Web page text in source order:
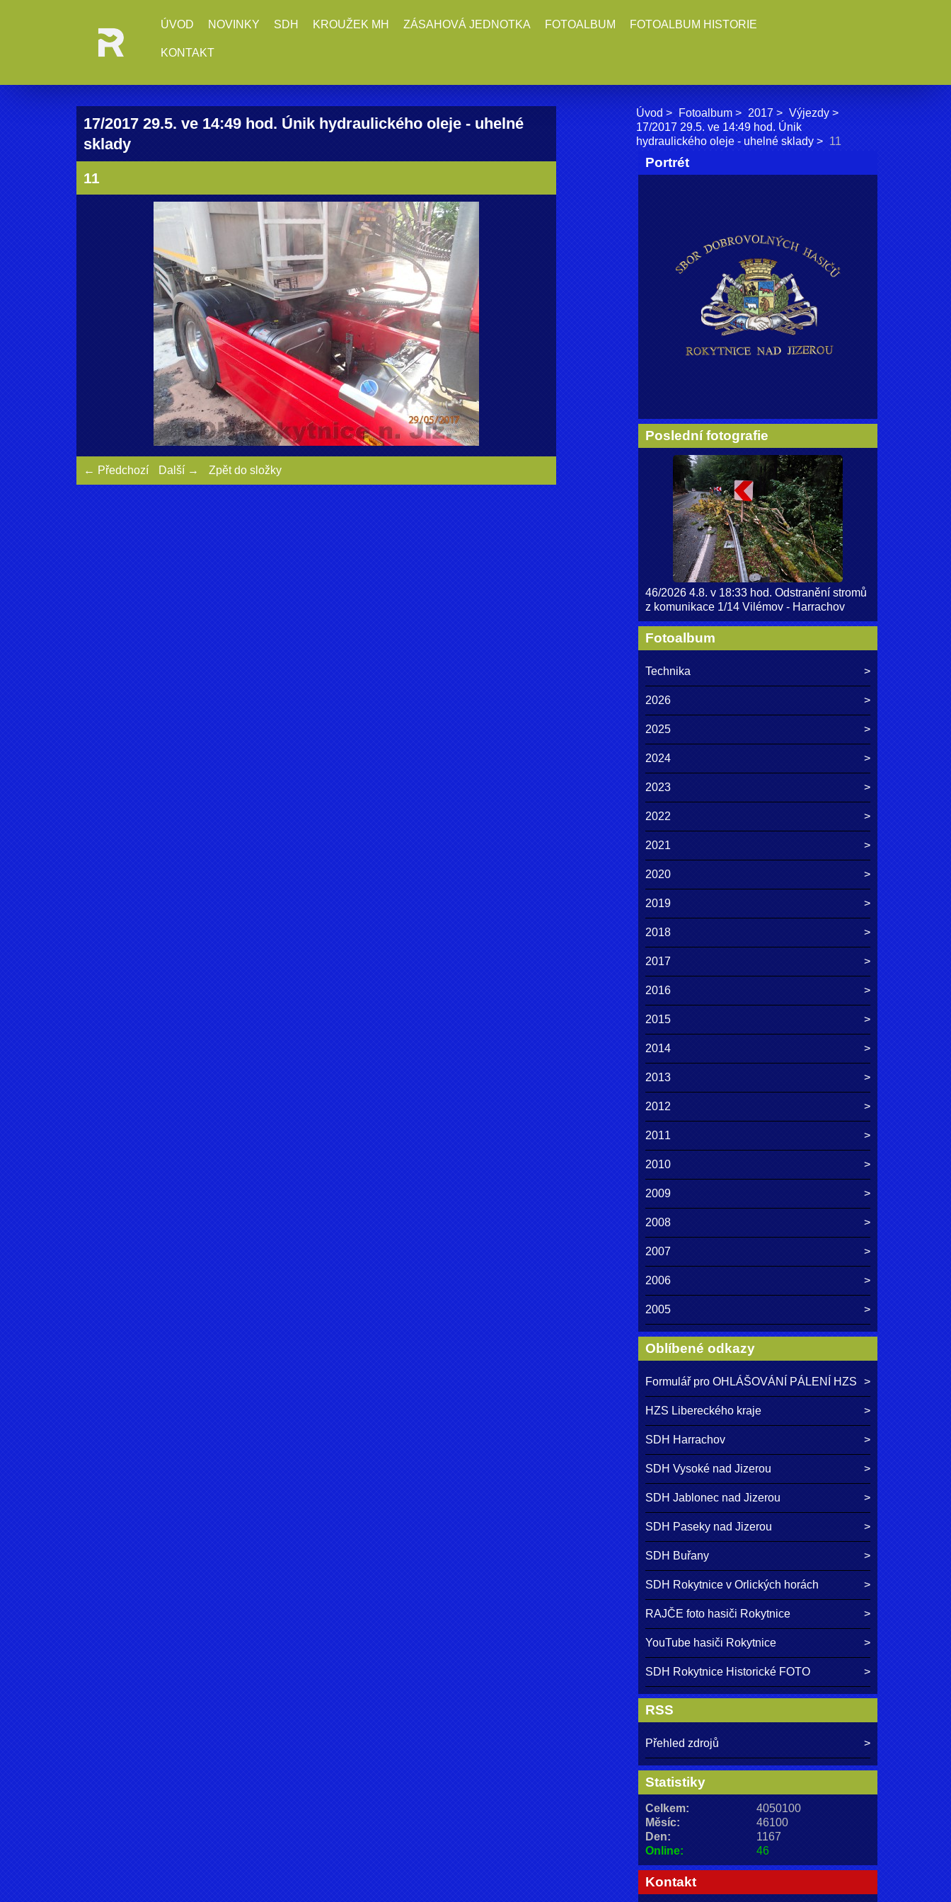
ÚVOD NOVINKY SDH KROUŽEK MH ZÁSAHOVÁ JEDNOTKA FOTOALBUM FOTOALBUM HISTORIE
KONTAKT
17/2017 29.5. ve 14:49 hod. Únik hydraulického oleje - uhelné
sklady
11
← Předchozí Další → Zpět do složky
Úvod Fotoalbum 2017
Výjezdy
17/2017 29.5. ve 14:49 hod. Únik
hydraulického oleje - uhelné sklady
11
Portrét
Poslední fotografie
46/2026 4.8. v 18:33 hod. Odstranění stromů
z komunikace 1/14 Vilémov - Harrachov
Fotoalbum
Technika
2026
2025
2024
2023
2022
2021
2020
2019
2018
2017
2016
2015
2014
2013
2012
2011
2010
2009
2008
2007
2006
2005
Oblíbené odkazy
Formulář pro OHLÁŠOVÁNÍ PÁLENÍ HZS
HZS Libereckého kraje
SDH Harrachov
SDH Vysoké nad Jizerou
SDH Jablonec nad Jizerou
SDH Paseky nad Jizerou
SDH Buřany
SDH Rokytnice v Orlických horách
RAJČE foto hasiči Rokytnice
YouTube hasiči Rokytnice
SDH Rokytnice Historické FOTO
RSS
Přehled zdrojů
Statistiky
Online: 46
Celkem:
4050100
Měsíc:
46100
Den:
1167
Kontakt